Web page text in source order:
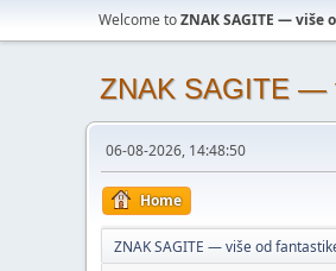
Welcome toZNAK SAGITE —
ZNAK SAGITE —
06-08-2026, 14:48:50
Home
ZNAK SAGITE — više od